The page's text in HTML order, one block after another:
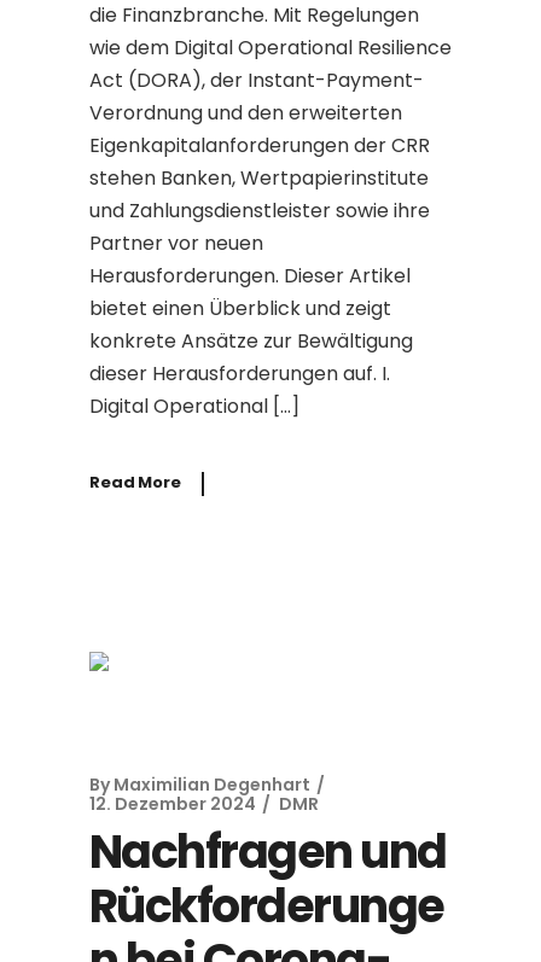
die Finanzbranche. Mit Regelungen
wie dem Digital Operational Resilience
Act (DORA), der Instant-Payment-
Verordnung und den erweiterten
Eigenkapitalanforderungen der CRR
stehen Banken, Wertpapierinstitute
und Zahlungsdienstleister sowie ihre
Partner vor neuen
Herausforderungen. Dieser Artikel
bietet einen Überblick und zeigt
konkrete Ansätze zur Bewältigung
dieser Herausforderungen auf. I.
Digital Operational […]
Read More
By Maximilian Degenhart
12. Dezember 2024
DMR
Nachfragen und
Rückforderunge